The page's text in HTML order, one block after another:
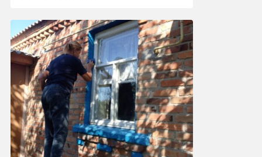
12:00, 11.07.2026